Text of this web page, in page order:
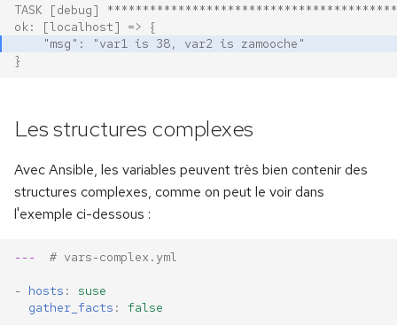
TASK [debug]
ok: [localhost] => {
    "msg": "var1 is 38, var2 is zamooche"
}
Les structures complexes
Avec Ansible, les variables peuvent très bien contenir des
structures complexes, comme on peut le voir dans
l'exemple ci-dessous :
--- # vars-complex.yml
- hosts :
suse
gather_facts : false